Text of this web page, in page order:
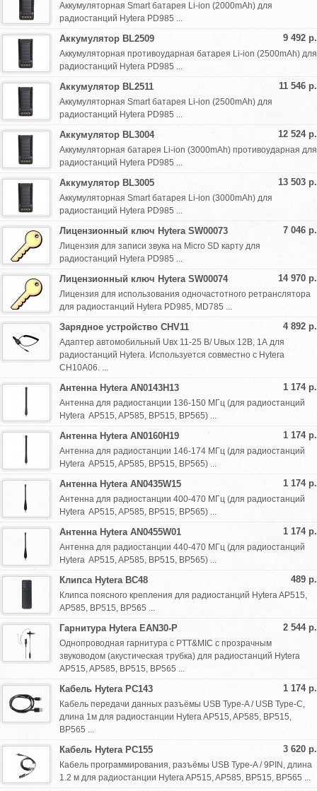
Аккумуляторная Smart батарея Li-ion (2000mAh) для
радиостанций Hytera PD985 ...
9 492 р.
Аккумулятор BL2509
Аккумуляторная противоударная батарея Li-ion (2500mAh) для
радиостанций Hytera PD985 ...
11 546 р.
Аккумулятор BL2511
Аккумуляторная Smart батарея Li-ion (2500mAh) для
радиостанций Hytera PD985 ...
12 524 р.
Аккумулятор BL3004
Аккумуляторная батарея Li-ion (3000mAh) противоударная для
радиостанций Hytera PD985 ...
13 503 р.
Аккумулятор BL3005
Аккумуляторная Smart батарея Li-ion (3000mAh) для
радиостанций Hytera PD985 ...
7 046 р.
Лицензионный ключ Hytera SW00073
Лицензия для записи звука на Micro SD карту для
радиостанций Hytera PD985 ...
14 970 р.
Лицензионный ключ Hytera SW00074
Лицензия для использования одночастотного ретранслятора
для радиостанций Hytera PD985, MD785 ...
4 892 р.
Зарядное устройство CHV11
Адаптер автомобильный Uвх 11-25 В/ Uвых 12В, 1А для
радиостанций Hytera. Используется совместно с Hytera
CH10A06. ...
1 174 р.
Антенна Hytera AN0143H13
Антенна для радиостанции 136-150 МГц (для радиостанций
Hytera AP515, AP585, BP515, BP565) ...
1 174 р.
Антенна Hytera AN0160H19
Антенна для радиостанции 146-174 МГц (для радиостанций
Hytera AP515, AP585, BP515, BP565) ...
1 174 р.
Антенна Hytera AN0435W15
Антенна для радиостанции 400-470 МГц (для радиостанций
Hytera AP515, AP585, BP515, BP565) ...
1 174 р.
Антенна Hytera AN0455W01
Антенна для радиостанции 440-470 МГц (для радиостанций
Hytera AP515, AP585, BP515, BP565) ...
489 р.
Клипса Hytera BC48
Клипса поясного крепления для радиостанций Hytera AP515,
AP585, BP515, BP565 ...
2 544 р.
Гарнитура Hytera EAN30-P
Однопроводная гарнитура с PTT&MIC с прозрачным
звуководом (акустическая трубка) для радиостанций Hytera
AP515, AP585, BP515, BP565 ...
1 174 р.
Кабель Hytera PC143
Кабель передачи данных разъёмы USB Type-A / USB Type-C,
длина 1м для радиостанции Hytera AP515, AP585, BP515,
BP565 ...
3 620 р.
Кабель Hytera PC155
Кабель программирования, разъёмы USB Type-A / 9PIN, длина
1.2 м для радиостанции Hytera AP515, AP585, BP515, BP565 ...